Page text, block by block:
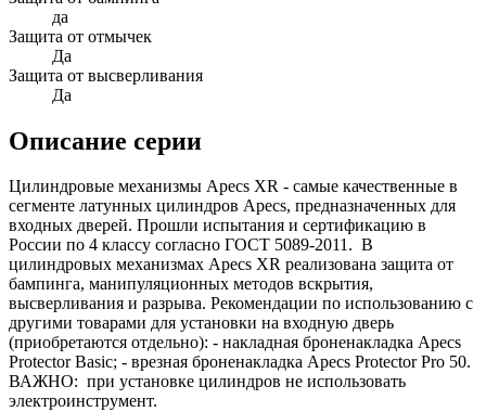
да
Защита от отмычек
Да
Защита от высверливания
Да
Описание серии
Цилиндровые механизмы Apecs XR - самые качественные в
сегменте латунных цилиндров Apecs, предназначенных для
входных дверей. Прошли испытания и сертификацию в
России по 4 классу согласно ГОСТ 5089-2011. В
цилиндровых механизмах Apecs XR реализована защита от
бампинга, манипуляционных методов вскрытия,
высверливания и разрыва. Рекомендации по использованию с
другими товарами для установки на входную дверь
(приобретаются отдельно): - накладная броненакладка Apecs
Protector Basic; - врезная броненакладка Apecs Protector Pro 50.
ВАЖНО: при установке цилиндров не использовать
электроинструмент.